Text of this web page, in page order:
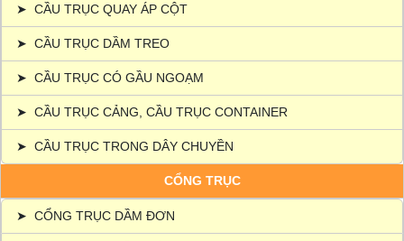
➤ CẦU TRỤC QUAY ÁP CỘT
➤ CẦU TRỤC DẦM TREO
➤ CẦU TRỤC CÓ GẦU NGOẠM
➤ CẦU TRỤC CẢNG, CẦU TRỤC CONTAINER
➤ CẦU TRỤC TRONG DÂY CHUYỀN
CỔNG TRỤC
➤ CỔNG TRỤC DẦM ĐƠN